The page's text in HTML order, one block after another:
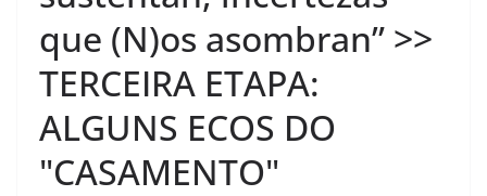
que (N)os asombran” >>
TERCEIRA ETAPA:
ALGUNS ECOS DO
"CASAMENTO"